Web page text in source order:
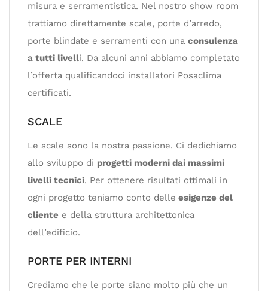
misura e serramentistica. Nel nostro show room
trattiamo direttamente scale, porte d’arredo,
porte blindate e serramenti con una consulenza
a tutti livelli. Da alcuni anni abbiamo completato
l’offerta qualificandoci installatori Posaclima
certificati.
SCALE
Le scale sono la nostra passione. Ci dedichiamo
allo sviluppo di progetti moderni dai massimi
livelli tecnici. Per ottenere risultati ottimali in
ogni progetto teniamo conto delle esigenze del
cliente e della struttura architettonica
dell’edificio.
PORTE PER INTERNI
Crediamo che le porte siano molto più che un